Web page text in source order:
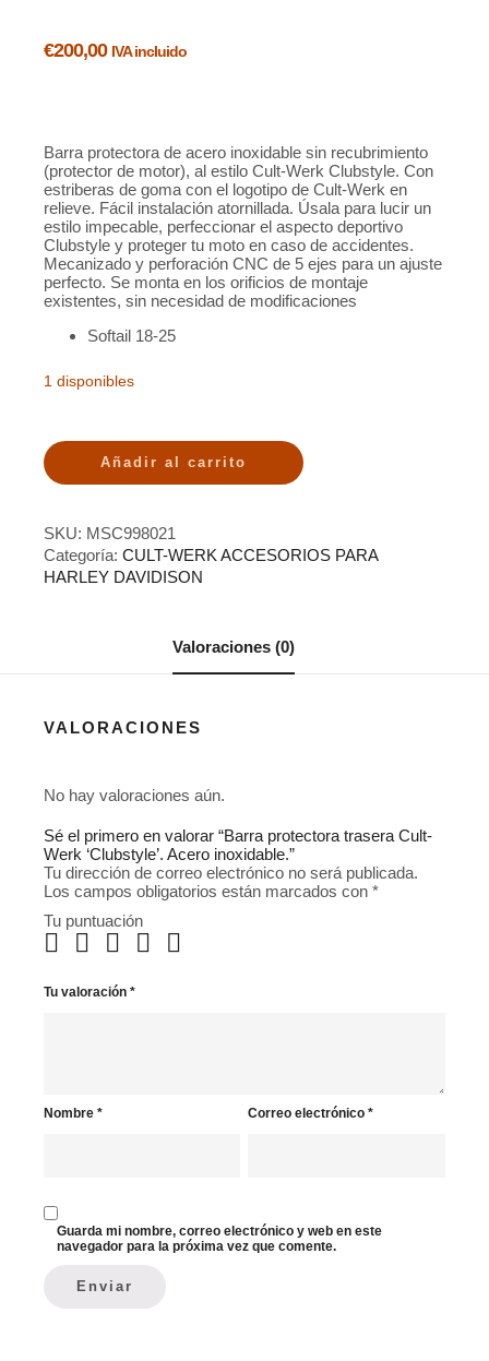
€200,00 IVA incluido
Barra protectora de acero inoxidable sin recubrimiento
(protector de motor), al estilo Cult-Werk Clubstyle. Con
estriberas de goma con el logotipo de Cult-Werk en
relieve. Fácil instalación atornillada. Úsala para lucir un
estilo impecable, perfeccionar el aspecto deportivo
Clubstyle y proteger tu moto en caso de accidentes.
Mecanizado y perforación CNC de 5 ejes para un ajuste
perfecto. Se monta en los orificios de montaje
existentes, sin necesidad de modificaciones
Softail 18-25
1 disponibles
Añadir al carrito
SKU: MSC998021
Categoría: CULT-WERK ACCESORIOS PARA
HARLEY DAVIDISON
Valoraciones (0)
VALORACIONES
No hay valoraciones aún.
Sé el primero en valorar “Barra protectora trasera Cult-
Werk ‘Clubstyle’. Acero inoxidable.”
Tu dirección de correo electrónico no será publicada.
Los campos obligatorios están marcados con *
Tu puntuación
Tu valoración *
Nombre * Correo electrónico*
Guarda mi nombre, correo electrónico y web en este
navegador para la próxima vez que comente.